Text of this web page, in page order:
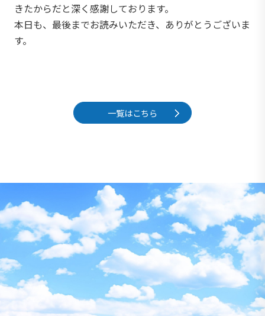
きたからだと深く感謝しております。
本日も、最後までお読みいただき、ありがとうございま
す。
一覧はこちら